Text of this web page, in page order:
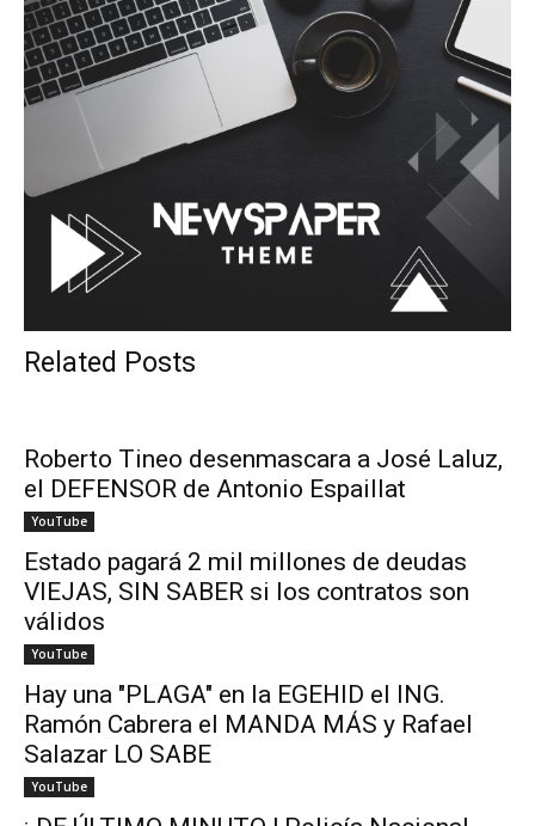
Related Posts
Roberto Tineo desenmascara a José Laluz,
el DEFENSOR de Antonio Espaillat
YouTube
Estado pagará 2 mil millones de deudas
VIEJAS, SIN SABER si los contratos son
válidos
YouTube
Hay una "PLAGA" en la EGEHID el ING.
Ramón Cabrera el MANDA MÁS y Rafael
Salazar LO SABE
YouTube